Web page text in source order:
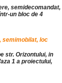
semidecomandat,
un bloc de 4
semimobilat, loc
str. Orizontului, in
1 a proiectului,